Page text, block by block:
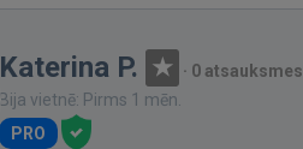
Katerina P. · 0 atsauksmes
Bija vietnē: Pirms 1 mēn.
PRO